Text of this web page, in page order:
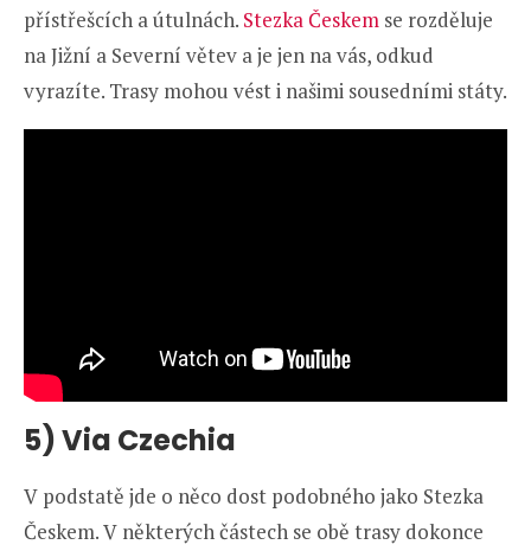
přístřešcích a útulnách. Stezka Českem se rozděluje
na Jižní a Severní větev a je jen na vás, odkud
vyrazíte. Trasy mohou vést i našimi sousedními státy.
5) Via Czechia
V podstatě jde o něco dost podobného jako Stezka
Českem. V některých částech se obě trasy dokonce